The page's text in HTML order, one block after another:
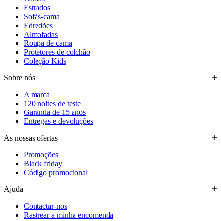
Estrados
Sofás-cama
Edredões
Almofadas
Roupa de cama
Protetores de colchão
Coleção Kids
Sobre nós
A marca
120 noites de teste
Garantia de 15 anos
Entregas e devoluções
As nossas ofertas
Promoções
Black friday
Código promocional
Ajuda
Contactar-nos
Rastrear a minha encomenda